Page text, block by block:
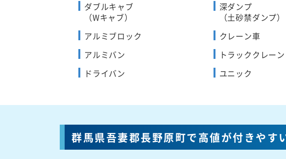
ダブルキャブ
（Wキャブ）
アルミブロック
アルミバン
ドライバン
深ダンプ
（土砂禁ダンプ）
クレーン車
トラッククレーン
ユニック
群馬県吾妻郡長野原町で高値が付きやす